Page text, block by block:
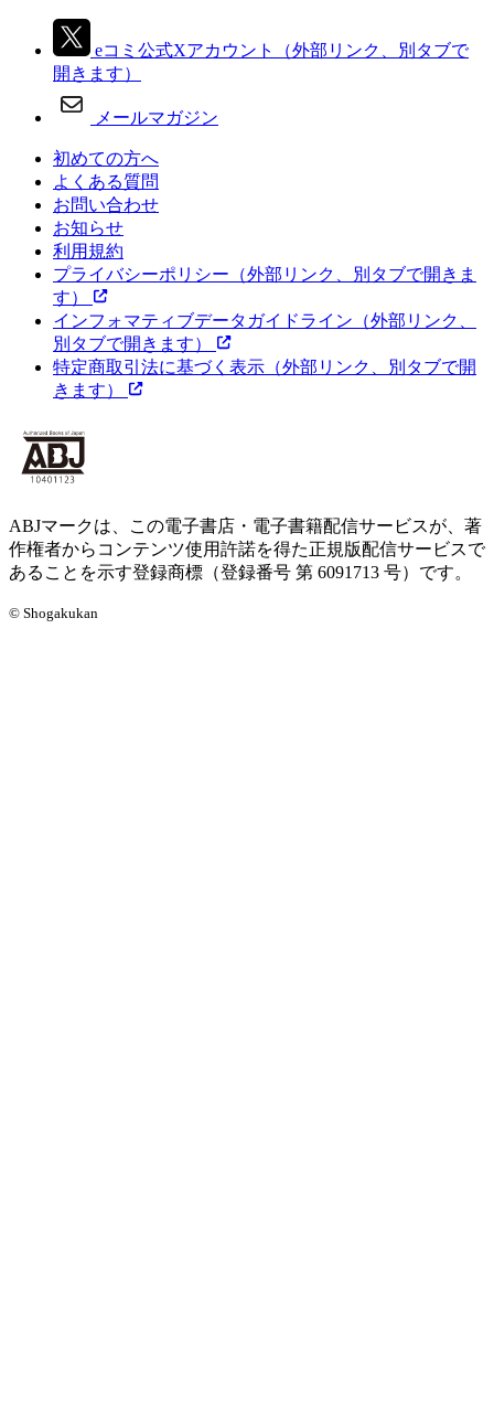
eコミ公式Xアカウント
（外部リンク、別タブで
開きます）
メールマガジン
初めての方へ
よくある質問
お問い合わせ
お知らせ
利用規約
プライバシーポリシー （外部リンク、別タブで開きま
す）
インフォマティブデータガイドライン （外部リンク、
別タブで開きます）
特定商取引法に基づく表示 （外部リンク、別タブで開
きます）
ABJマークは、この電子書店・電子書籍配信サービスが、著
作権者からコンテンツ使用許諾を得た正規版配信サービスで
あることを示す登録商標（登録番号 第 6091713 号）です。
© Shogakukan